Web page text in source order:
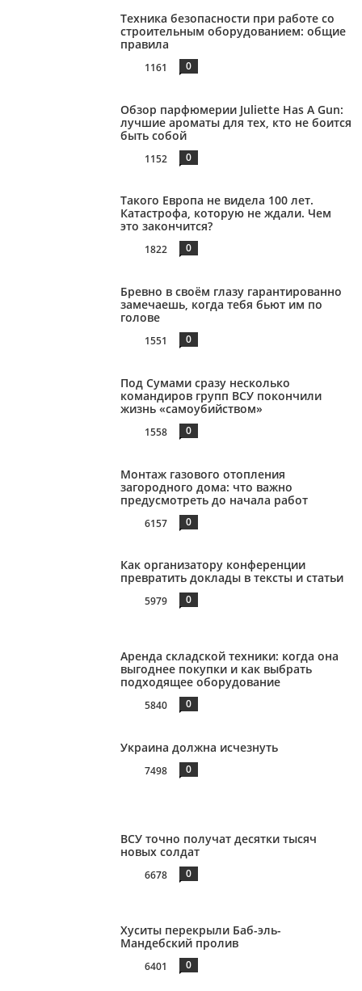
Техника безопасности при работе со
строительным оборудованием: общие
правила
1161 0
Обзор парфюмерии Juliette Has A Gun:
лучшие ароматы для тех, кто не боится
быть собой
1152 0
Такого Европа не видела 100 лет.
Катастрофа, которую не ждали. Чем
это закончится?
1822 0
Бревно в своём глазу гарантированно
замечаешь, когда тебя бьют им по
голове
1551 0
Под Сумами сразу несколько
командиров групп ВСУ покончили
жизнь «самоубийством»
1558 0
Монтаж газового отопления
загородного дома: что важно
предусмотреть до начала работ
6157 0
Как организатору конференции
превратить доклады в тексты и статьи
5979 0
Аренда складской техники: когда она
выгоднее покупки и как выбрать
подходящее оборудование
5840 0
Украина должна исчезнуть
7498 0
ВСУ точно получат десятки тысяч
новых солдат
6678 0
Хуситы перекрыли Баб-эль-
Мандебский пролив
6401 0